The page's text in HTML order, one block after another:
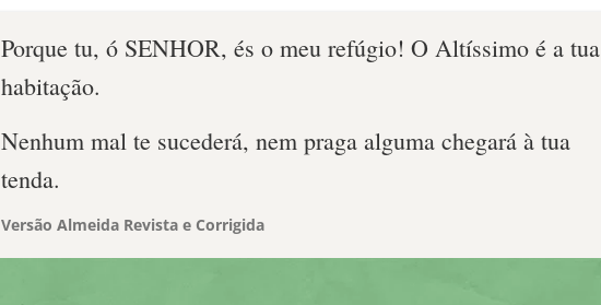
Porque tu, ó SENHOR, és o meu refúgio! O Altíssimo é a tua
habitação.
Nenhum mal te sucederá, nem praga alguma chegará à tua
tenda.
Versão Almeida Revista e Corrigida